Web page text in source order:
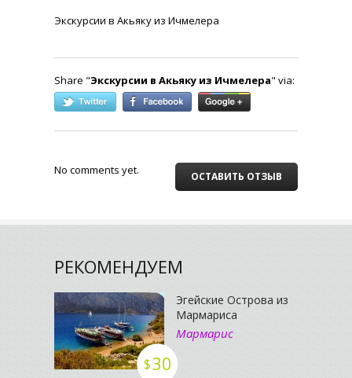
Экскурсии в Акьяку из Ичмелера
Share "Экскурсии в Акьяку из Ичмелера" via:
ОСТАВИТЬ ОТЗЫВ
No comments yet.
РЕКОМЕНДУЕМ
$30
Эгейские Острова из
Мармариса
Мармарис